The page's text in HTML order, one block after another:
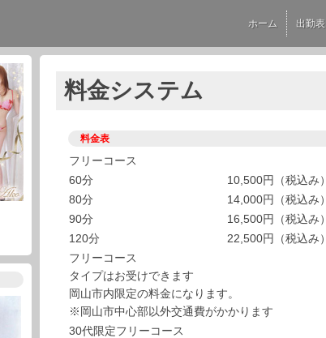
ホーム 出勤表
料金システム
料金表
フリーコース
60分
10,500円（税込み）
80分
14,000円（税込み）
90分
16,500円（税込み）
120分
22,500円（税込み）
フリーコース
タイプはお受けできます
岡山市内限定の料金になります。
※岡山市中心部以外交通費がかかります
30代限定フリーコース